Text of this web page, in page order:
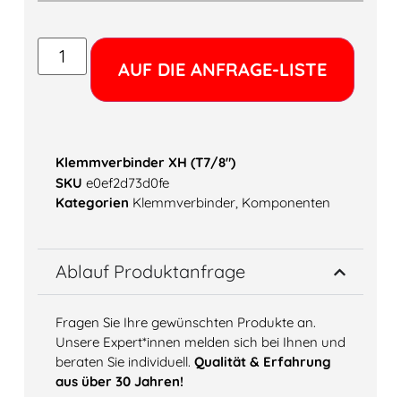
AUF DIE ANFRAGE-LISTE
Klemmverbinder XH (T7/8″)
SKU e0ef2d73d0fe
Kategorien Klemmverbinder, Komponenten
Ablauf Produktanfrage
Fragen Sie Ihre gewünschten Produkte an.
Unsere Expert*innen melden sich bei Ihnen und
beraten Sie individuell. Qualität & Erfahrung
aus über 30 Jahren!